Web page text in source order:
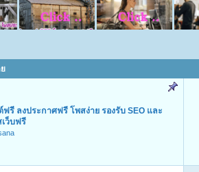
ฟรี ลงประกาศฟรี โพสง่าย รองรับ SEO และ
ว็บฟรี